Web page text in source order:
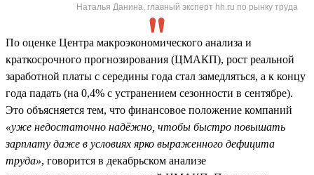
Наталья Данина, главный эксперт hh.ru по рынку труда
По оценке Центра макроэкономического анализа и
краткосрочного прогнозирования (ЦМАКП), рост реальной
заработной платы с середины года стал замедляться, а к концу
года падать (на 0,4% с устранением сезонности в сентябре).
Это объясняется тем, что финансовое положение компаний
«уже недостаточно надёжно, чтобы быстро повышать
зарплату даже в условиях ярко выраженного дефицита
труда», говорится в декабрьском анализе